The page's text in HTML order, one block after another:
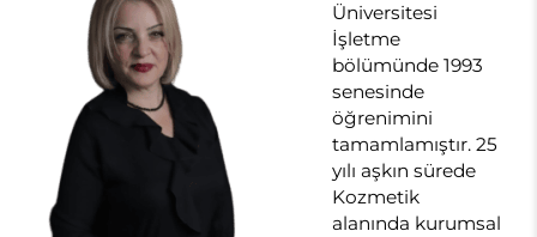
Üniversitesi
İşletme
bölümünde 1993
senesinde
öğrenimini
tamamlamıştır. 25
yılı aşkın sürede
Kozmetik
alanında kurumsal